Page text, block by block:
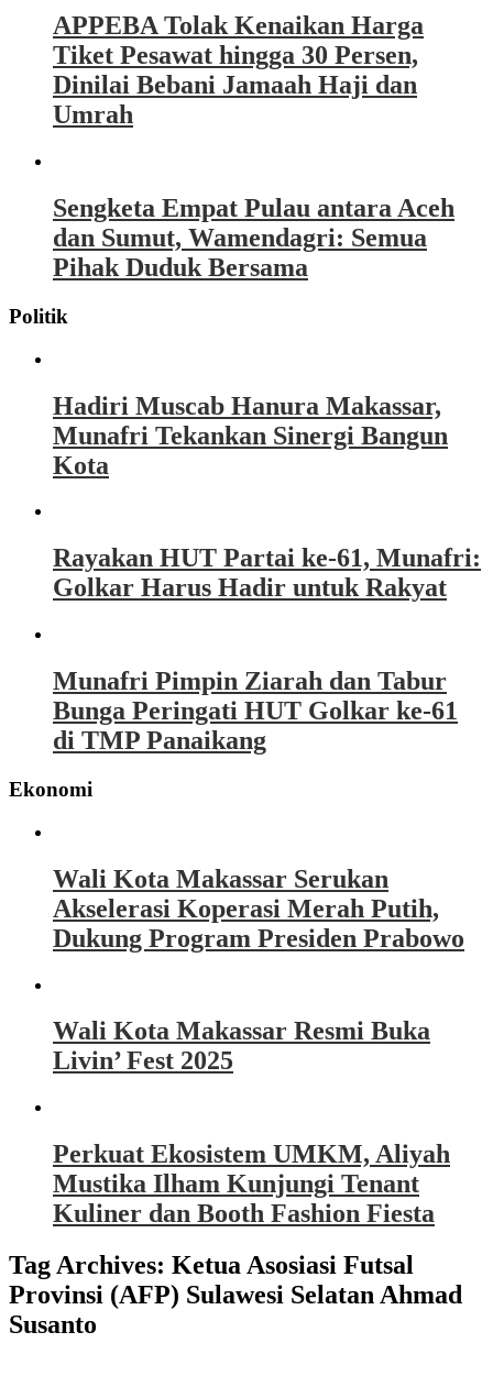
APPEBA Tolak Kenaikan Harga
Tiket Pesawat hingga 30 Persen,
Dinilai Bebani Jamaah Haji dan
Umrah
Sengketa Empat Pulau antara Aceh
dan Sumut, Wamendagri: Semua
Pihak Duduk Bersama
Politik
Hadiri Muscab Hanura Makassar,
Munafri Tekankan Sinergi Bangun
Kota
Rayakan HUT Partai ke-61, Munafri:
Golkar Harus Hadir untuk Rakyat
Munafri Pimpin Ziarah dan Tabur
Bunga Peringati HUT Golkar ke-61
di TMP Panaikang
Ekonomi
Wali Kota Makassar Serukan
Akselerasi Koperasi Merah Putih,
Dukung Program Presiden Prabowo
Wali Kota Makassar Resmi Buka
Livin’ Fest 2025
Perkuat Ekosistem UMKM, Aliyah
Mustika Ilham Kunjungi Tenant
Kuliner dan Booth Fashion Fiesta
Tag Archives: Ketua Asosiasi Futsal
Provinsi (AFP) Sulawesi Selatan Ahmad
Susanto